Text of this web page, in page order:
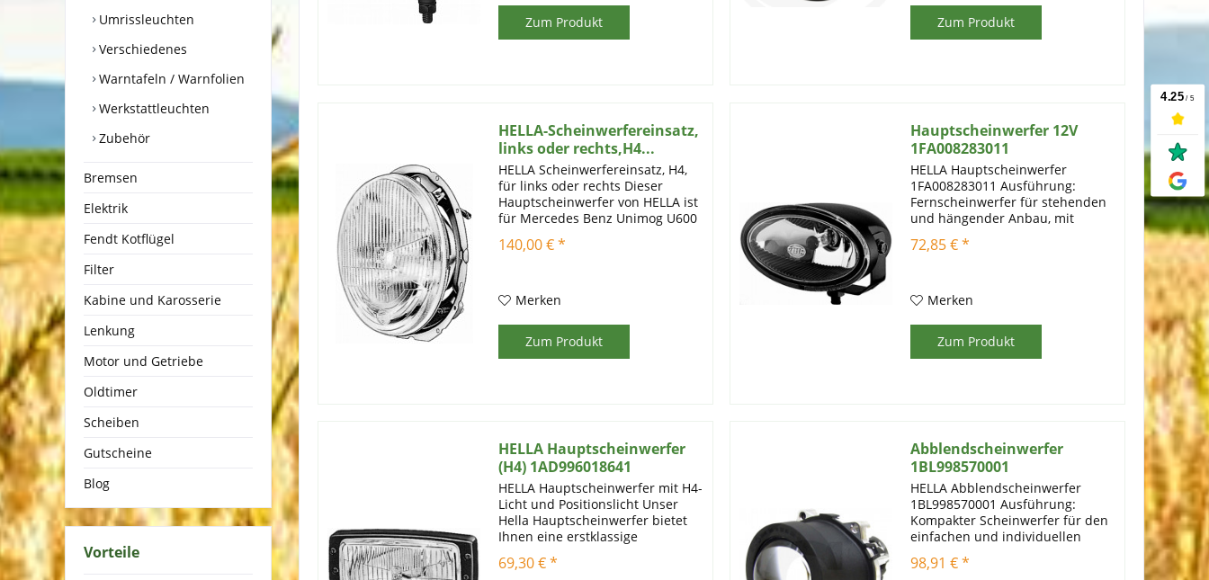
Umrissleuchten
Verschiedenes
Warntafeln / Warnfolien
Werkstattleuchten
Zubehör
Bremsen
Elektrik
Fendt Kotflügel
Filter
Kabine und Karosserie
Lenkung
Motor und Getriebe
Oldtimer
Scheiben
Gutscheine
Blog
Vorteile
Zum Produkt Zum Produkt
HELLA-Scheinwerfereinsatz,
links oder rechts,H4...
HELLA Scheinwerfereinsatz, H4,
für links oder rechts Dieser
Hauptscheinwerfer von HELLA ist
für Mercedes Benz Unimog U600
geeignet. Er bietet eine
140,00 € *
Merken
Zum Produkt
Hauptscheinwerfer 12V
1FA008283011
HELLA Hauptscheinwerfer
1FA008283011 Ausführung:
Fernscheinwerfer für stehenden
und hängender Anbau, mit
44712V55WH7 Allgemein: EAN-
Gebrauchsnummern: FF 50, E1
72,85 € *
Merken
Zum Produkt
HELLA Hauptscheinwerfer
(H4) 1AD996018641
HELLA Hauptscheinwerfer mit H4-
Licht und Positionslicht Unser
Hella Hauptscheinwerfer bietet
Ihnen eine erstklassige
Beleuchtungslösung für Ihr
Fahrzeug. Mit seinem robusten
69,30 € *
Abblendscheinwerfer
1BL998570001
HELLA Abblendscheinwerfer
1BL998570001 Ausführung:
Kompakter Scheinwerfer für den
einfachen und individuellen
Einbau in einer Blende. Bei
minimaler Größe und optimaler
98,91 € *